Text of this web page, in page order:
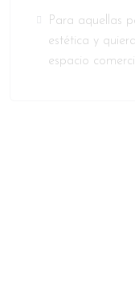
Para aquellas
estética y
espacio